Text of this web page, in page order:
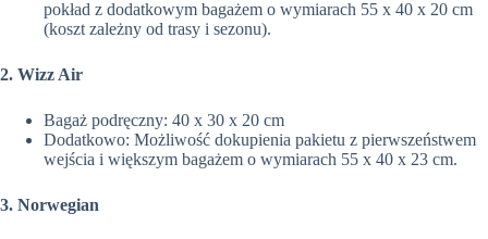
pokład z dodatkowym bagażem o wymiarach 55 x 40 x 20 cm
(koszt zależny od trasy i sezonu).
2. Wizz Air
Bagaż podręczny: 40 x 30 x 20 cm
Dodatkowo: Możliwość dokupienia pakietu z pierwszeństwem
wejścia i większym bagażem o wymiarach 55 x 40 x 23 cm.
3. Norwegian